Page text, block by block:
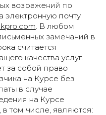
возражений по
электронную почту
. В любом
замечаний в
считается
качества услуг.
за собой право
на Курсе без
в случае
на Курсе
том числе, являются: